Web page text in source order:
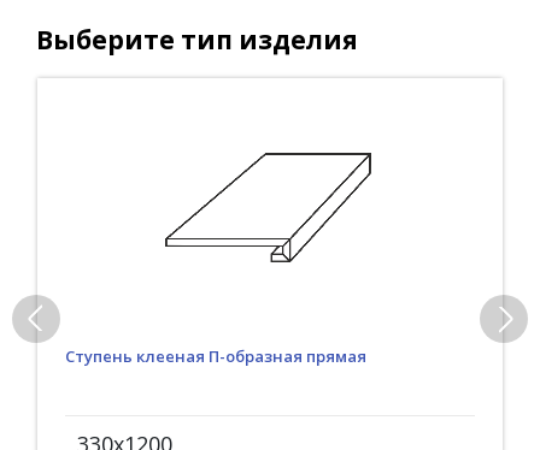
Выберите тип изделия
Ступень клееная П-образная прямая
330x1200